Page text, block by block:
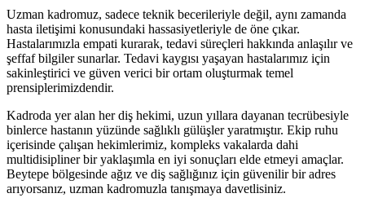
Uzman kadromuz, sadece teknik becerileriyle değil, aynı zamanda
hasta iletişimi konusundaki hassasiyetleriyle de öne çıkar.
Hastalarımızla empati kurarak, tedavi süreçleri hakkında anlaşılır ve
şeffaf bilgiler sunarlar. Tedavi kaygısı yaşayan hastalarımız için
sakinleştirici ve güven verici bir ortam oluşturmak temel
prensiplerimizdendir.
Kadroda yer alan her diş hekimi, uzun yıllara dayanan tecrübesiyle
binlerce hastanın yüzünde sağlıklı gülüşler yaratmıştır. Ekip ruhu
içerisinde çalışan hekimlerimiz, kompleks vakalarda dahi
multidisipliner bir yaklaşımla en iyi sonuçları elde etmeyi amaçlar.
Beytepe bölgesinde ağız ve diş sağlığınız için güvenilir bir adres
arıyorsanız, uzman kadromuzla tanışmaya davetlisiniz.